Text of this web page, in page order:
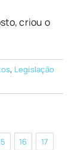
criou o
, Legislação
16
17